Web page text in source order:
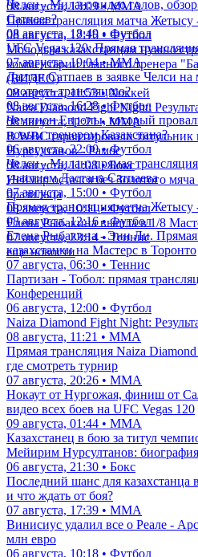
08 августа, 13:09 • ММА
Прямая трансляция матча
08 августа, 12:16 • Футбол
Молодым казахстанцам нужно
комментарии главного тренера
(ВИДЕО)
08 августа, 11:53 • Хоккей
Naiza Diamond Fight Night:
08 августа, 11:21 • ММА
В WBC гарантировали титульник
Нурсултанов - Рамос
08 августа, 11:08 • Бокс
Неймар остался без Золотого
бразильца
08 августа, 10:11 • Футбол
Елена Рыбакина вышла в 1/8
07 августа, 23:14 • Теннис
еще новости
Челси - Милан: видео голов,
Сатпаев?
08 августа, 18:49 • Футбол
UFC Vegas 120: Прямая
07 августа, 19:04 • ММА
Дастан Сатпаев в заявке Челси
смотреть трансляцию?
08 августа, 16:28 • Футбол
Чемпион Европы, который
новым тренером Казахстана?
06 августа, 22:00 • Футбол
Челси - Милан: прямая
участием Дастана Сатпаева
07 августа, 15:00 • Футбол
Прямая трансляция матча
08 августа, 12:16 • Футбол
Елена Рыбакина - Энн Ли. Прямая
казахстанки на Мастерс в Торонто
07 августа, 06:30 • Теннис
Партизан - Тобол: прямая
Конференций
06 августа, 12:00 • Футбол
Naiza Diamond Fight Night:
08 августа, 11:21 • ММА
Прямая трансляция Naiza
где смотреть турнир
07 августа, 20:26 • ММА
Нокаут от Нургожая, финиш от
видео всех боев на UFC Vegas 120
09 августа, 01:44 • ММА
Казахстанец в бою за титул
Мейирим Нурсултанов:
06 августа, 21:30 • Бокс
Последний шанс для
и что ждать от боя?
07 августа, 17:39 • ММА
Винисиус удалил все о Реале -
млн евро
06 августа, 10:18 • Футбол